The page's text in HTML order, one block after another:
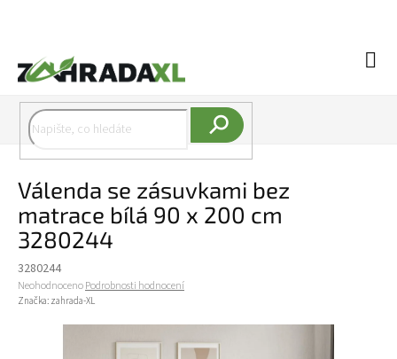
Válenda se zásuvkami bez
matrace bílá 90 x 200 cm
3280244
3280244
Průměrné hodnocení produktu je 0,0 z 5 hvězdiček.
NeohodnocenoPodrobnosti hodnocení
Značka: zahrada-XL